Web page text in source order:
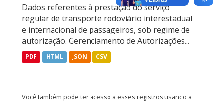
Dados referentes à prestação do serviço
regular de transporte rodoviário interestadual
e internacional de passageiros, sob regime de
autorização. Gerenciamento de Autorizações...
PDF HTML JSON CSV
Você também pode ter acesso a esses registros usando a